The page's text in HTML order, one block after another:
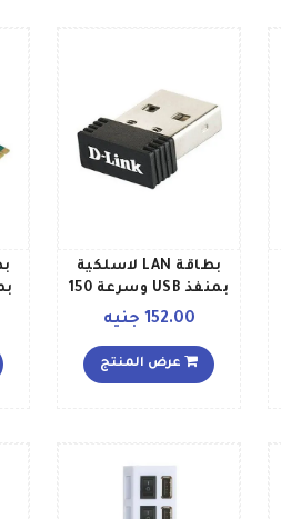
بطاقة LAN لاسلكية
بمنفذ USB وسرعة 150
ميجابت في الثانية طراز
152.00 جنيه
عرض المنتج